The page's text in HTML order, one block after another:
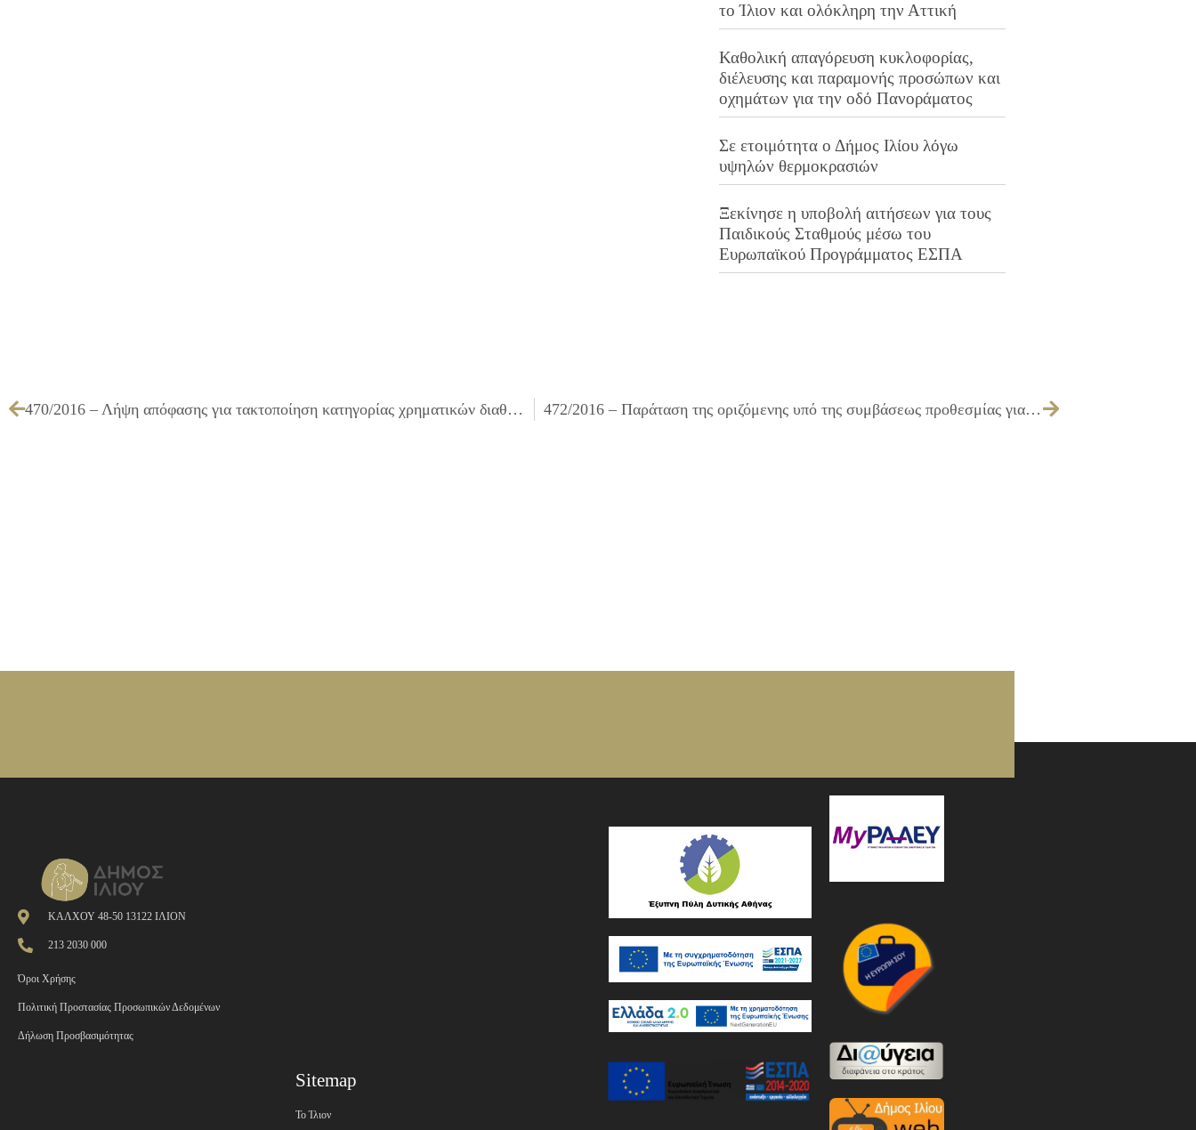
το Ίλιον και ολόκληρη την Αττική
Καθολική απαγόρευση κυκλοφορίας,
διέλευσης και παραμονής προσώπων και
οχημάτων για την οδό Πανοράματος
Σε ετοιμότητα ο Δήμος Ιλίου λόγω
υψηλών θερμοκρασιών
Ξεκίνησε η υποβολή αιτήσεων για τους
Παιδικούς Σταθμούς μέσω του
Ευρωπαϊκού Προγράμματος ΕΣΠΑ
470/2016 – Λήψη απόφασης για τακτοποίηση κατηγορίας χρηματικών διαθεσίμων 472/2016 – Παράταση της οριζόμενης υπό της συμβάσεως προθεσμίας για την «Προμήθεια καυσίμων και λιπαντικών έτους 2016»
ΚΑΛΧΟΥ 48-50 13122 ΙΛΙΟΝ
213 2030 000
Όροι Χρήσης
Πολιτική Προστασίας Προσωπικών Δεδομένων
Δήλωση Προσβασιμότητας
Sitemap
Το Ίλιον